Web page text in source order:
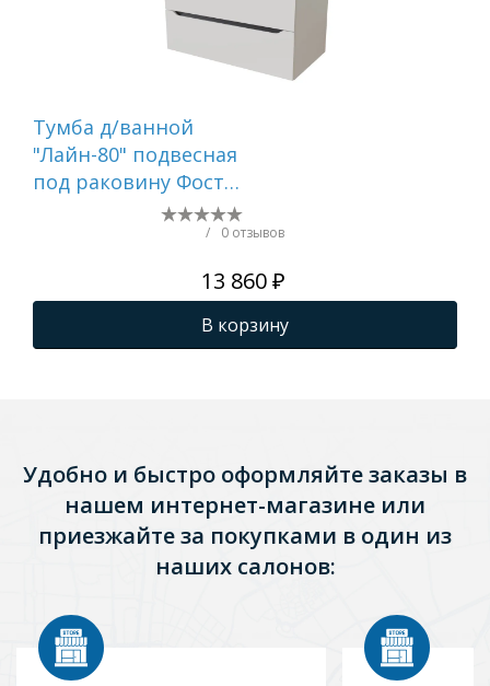
Тумба д/ванной
"Лайн-80" подвесная
под раковину Фостер
80 (Kirovit)/Fest-80
/ 0 отзывов
13 860 ₽
В корзину
Удобно и быстро оформляйте заказы в
нашем интернет-магазине или
приезжайте за покупками в один из
наших салонов: